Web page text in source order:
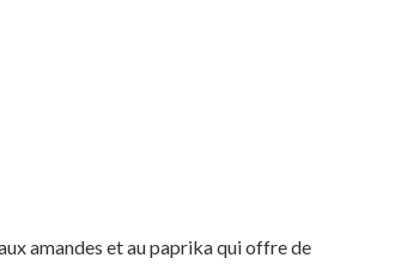
amandes et au paprika qui offre de